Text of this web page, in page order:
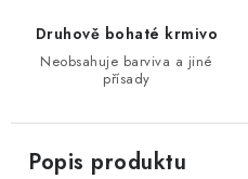
Druhově bohaté krmivo
Neobsahuje barviva a jiné
přísady
Popis produktu